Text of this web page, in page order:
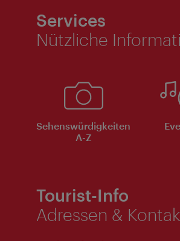
Services
Nützliche
Sehenswürdigkeiten
A-Z
Tourist-Info
Adressen &